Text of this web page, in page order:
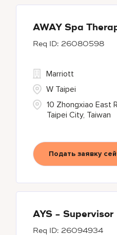
AWAY Spa
26080598
10 Zhongxiao East
Taipei City, Taiwan
Marriott
W Taipei
Подать заявку
AYS - Supervisor
26094934